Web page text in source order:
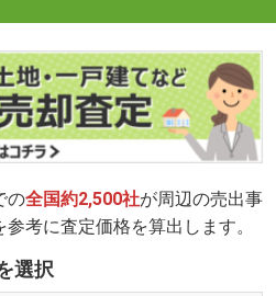
の全国約2,500社が周辺の売出事
考に査定価格を算出します。
選択